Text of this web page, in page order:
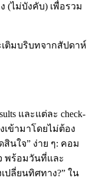
(ไม่บังคับ) เพื่อรวม
ติมบริบทจากสัปดาห์
และแต่ละ check-
เข้ามาโดยไม่ต้อง
นใจ” ง่าย ๆ: คอม
พร้อมวันที่และ
ปลี่ยนทิศทาง?” ใน